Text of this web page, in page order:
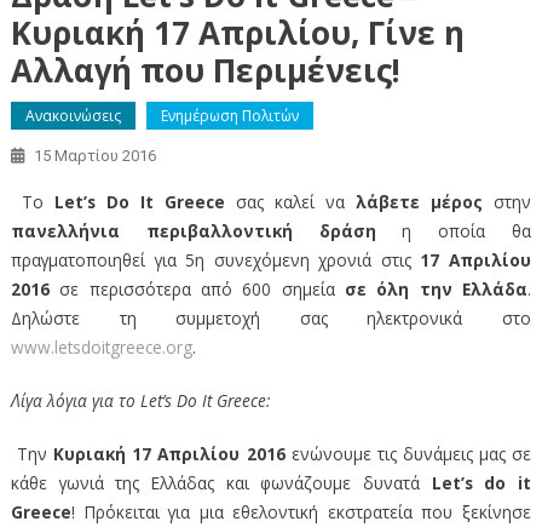
Κυριακή 17 Απριλίου, Γίνε η
Αλλαγή που Περιμένεις!
Ανακοινώσεις Ενημέρωση Πολιτών
15 Μαρτίου 2016
Το Let’s Do It Greece σας καλεί ναλάβετε μέρος στην
πανελλήνια περιβαλλοντική δράση η οποία θα
πραγματοποιηθεί για 5η συνεχόμενη χρονιά στις 17 Απριλίου
2016σε περισσότερα από 600 σημεία σε όλη την Ελλάδα.
Δηλώστε τη συμμετοχή σας ηλεκτρονικά στο
www.letsdoitgreece.org.
Λίγα λόγια για το Let’s Do It Greece:
Την Κυριακή 17 Απριλίου 2016ενώνουμε τις δυνάμεις μας σε
κάθε γωνιά της Ελλάδας και φωνάζουμε δυνατά Let’s do it
Greece! Πρόκειται για μια εθελοντική εκστρατεία που ξεκίνησε